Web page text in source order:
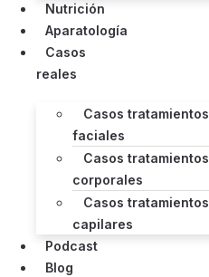
Nutrición
Aparatología
Casos
reales
Casos tratamientos
faciales
Casos tratamientos
corporales
Casos tratamientos
capilares
Podcast
Blog